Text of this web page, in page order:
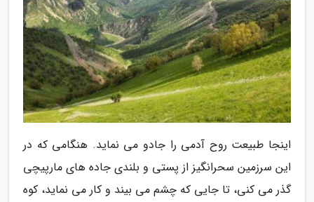
اینجا طبیعت روح آدمی را جادو می نماید. هنگامی که در
این سرزمین سحرانگیز از پستی و بلندی جاده های مارپیچی
گذر می کنی، تا جایی که چشم می بیند و کار می نماید، کوه